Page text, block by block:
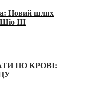
Новий шлях
Шіо III
ПО КРОВІ: